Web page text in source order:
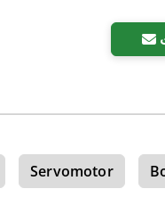
Servomotor